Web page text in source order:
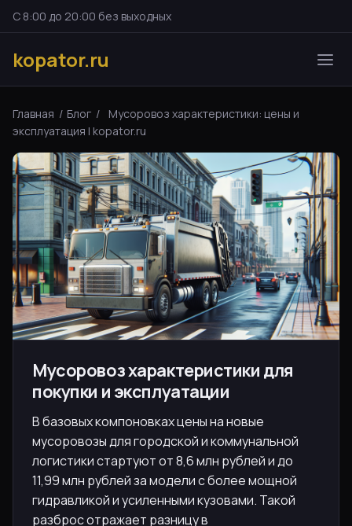
С 8:00 до 20:00 без выходных
kopator.ru
Главная / Блог /
Мусоровоз характеристики: цены и
эксплуатация | kopator.ru
Мусоровоз характеристики для
покупки и эксплуатации
В базовых компоновках цены на новые
мусоровозы для городской и коммунальной
логистики стартуют от 8,6 млн рублей и до
11,99 млн рублей за модели с более мощной
гидравликой и усиленными кузовами. Такой
разброс отражает разницу в